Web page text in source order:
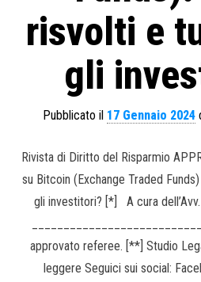
risvolti e
gli
Pubblicato il 17 Gennaio 2024
Rivista di Diritto del Risparmio
su Bitcoin (Exchange Traded
gli investitori? [*] A cura
approvato referee. [**] Studio
leggere Seguici sui social: